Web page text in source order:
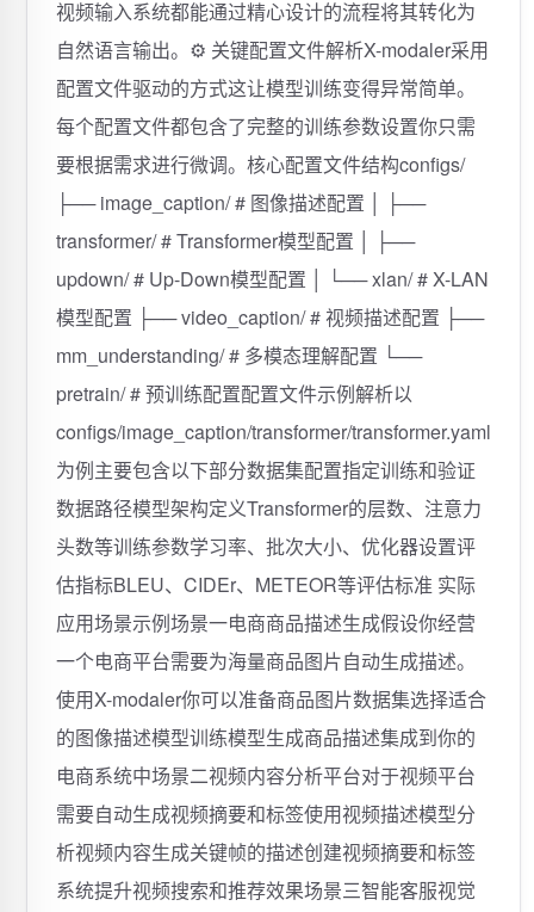
视频输入系统都能通过精心设计的流程将其转化为
自然语言输出。⚙️ 关键配置文件解析X-modaler采用
配置文件驱动的方式这让模型训练变得异常简单。
每个配置文件都包含了完整的训练参数设置你只需
要根据需求进行微调。核心配置文件结构configs/
├── image_caption/ # 图像描述配置 │ ├──
transformer/ # Transformer模型配置 │ ├──
updown/ # Up-Down模型配置 │ └── xlan/ # X-LAN
模型配置 ├── video_caption/ # 视频描述配置 ├──
mm_understanding/ # 多模态理解配置 └──
pretrain/ # 预训练配置配置文件示例解析以
configs/image_caption/transformer/transformer.yaml
为例主要包含以下部分数据集配置指定训练和验证
数据路径模型架构定义Transformer的层数、注意力
头数等训练参数学习率、批次大小、优化器设置评
估指标BLEU、CIDEr、METEOR等评估标准 实际
应用场景示例场景一电商商品描述生成假设你经营
一个电商平台需要为海量商品图片自动生成描述。
使用X-modaler你可以准备商品图片数据集选择适合
的图像描述模型训练模型生成商品描述集成到你的
电商系统中场景二视频内容分析平台对于视频平台
需要自动生成视频摘要和标签使用视频描述模型分
析视频内容生成关键帧的描述创建视频摘要和标签
系统提升视频搜索和推荐效果场景三智能客服视觉